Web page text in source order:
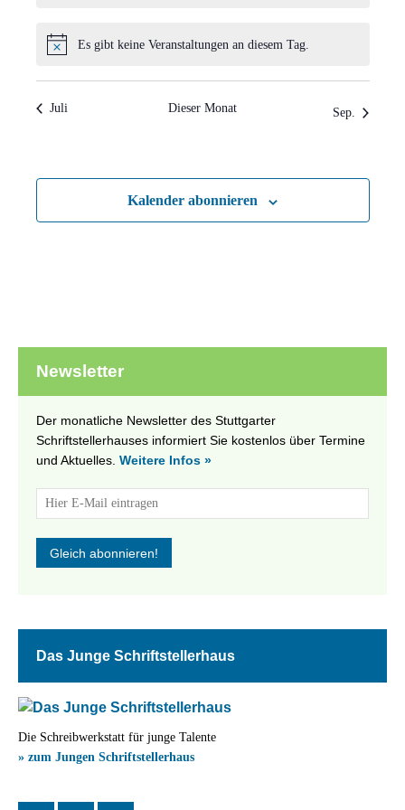
Hinweis
Es gibt keine Veranstaltungen an diesem Tag.
Juli Dieser Monat Sep.
Kalender abonnieren
Newsletter
Der monatliche Newsletter des Stuttgarter
Schriftstellerhauses informiert Sie kostenlos über Termine
und Aktuelles. Weitere Infos »
Das Junge Schriftstellerhaus
Die Schreibwerkstatt für junge Talente
» zum Jungen Schriftstellerhaus